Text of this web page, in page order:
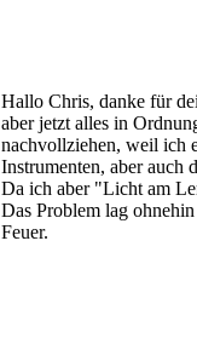
Hallo Chris, danke für
aber jetzt alles in
nachvollziehen, weil ich
Instrumenten, aber
Da ich aber "Licht am
Das Problem lag
Feuer.